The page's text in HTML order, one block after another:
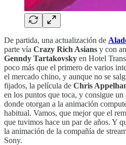
De partida, una actualización de
parte vía Crazy Rich Asians y con
Genndy Tartakovsky en Hotel
poco más que el primero de varios
el mercado chino, y aunque no se
fijados, la película de Chris
en los puntos que toca, y consigue
donde otorgan a la animación
habitual. Vamos, que mejor que el
que tuvimos hace un par de años. Y
la animación de la compañía de
Sony.